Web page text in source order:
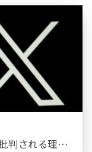
【Xで話題】おしゃれなWEBサイトが批判される理由と、弊社が「シンプルなサイト」を安く提供する理由